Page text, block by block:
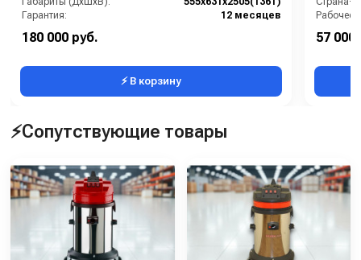
Гарантия:
12 месяцев
180 000 руб.
⚡ В корзину
Рабочее
Масса
57 000
⚡Сопутствующие товары